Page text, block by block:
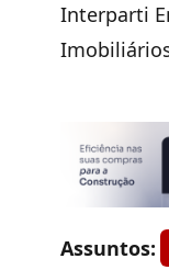
Interparti
Assuntos: